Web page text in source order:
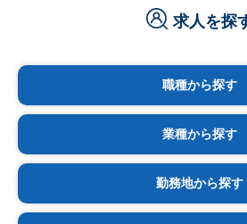
求人を探
職種から探す
業種から探す
勤務地から探す